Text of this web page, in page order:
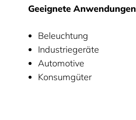
Geeignete Anwendungen
Beleuchtung
Industriegeräte
Automotive
Konsumgüter